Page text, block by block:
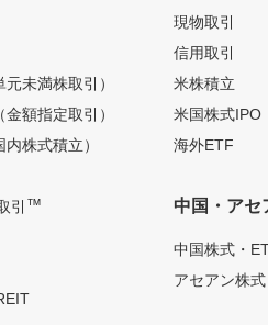
元未満株取引）
金額指定取引）
内株式積立）
引 ™
現物取引
信用取引
米株積立
米国株式IPO
海外ETF
中国・アセ
中国株式・
アセアン株